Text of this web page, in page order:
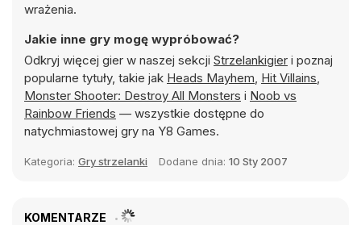
wrażenia.
Jakie inne gry mogę wypróbować?
Odkryj więcej gier w naszej sekcji Strzelankigier i poznaj
popularne tytuły, takie jak Heads Mayhem, Hit Villains,
Monster Shooter: Destroy All Monsters i Noob vs
Rainbow Friends — wszystkie dostępne do
natychmiastowej gry na Y8 Games.
Kategoria: Gry strzelanki Dodane dnia: 10 Sty 2007
KOMENTARZE